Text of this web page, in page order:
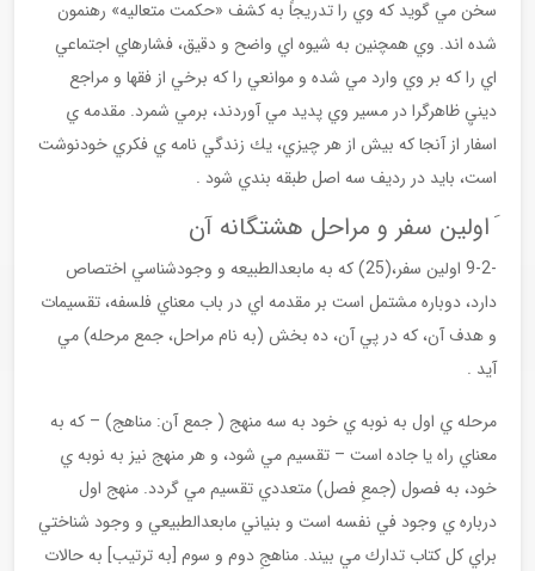
سخن مي گويد كه وي را تدريجاً به كشف «حكمت متعاليه» رهنمون
شده اند. وي همچنين به شيوه اي واضح و دقيق، فشارهاي اجتماعي
اي را كه بر وي وارد مي شده و موانعي را كه برخي از فقها و مراجع
دينيِ ظاهرگرا در مسير وي پديد مي آوردند، برمي شمرد. مقدمه ي
اسفار از آنجا كه بيش از هر چيزي، يك زندگي نامه ي فكري خودنوشت
است، بايد در رديف سه اصل طبقه بندي شود .
َ اولين سفر و مراحل هشتگانه آن
-9-2 اولين سفر،(25) كه به مابعدالطبيعه و وجودشناسي اختصاص
دارد، دوباره مشتمل است بر مقدمه اي در باب معناي فلسفه، تقسيمات
و هدف آن، كه در پي آن، ده بخش (به نام مراحل، جمع مرحله) مي
آيد .
مرحله ي اول به نوبه ي خود به سه منهج ( جمع آن: مناهج) – كه به
معناي راه يا جاده است – تقسيم مي شود، و هر منهج نيز به نوبه ي
خود، به فصول (جمعِ فصل) متعددي تقسيم مي گردد. منهج اول
درباره ي وجود في نفسه است و بنياني مابعدالطبيعي و وجود شناختي
براي كل كتاب تدارك مي بيند. مناهجِ دوم و سوم [به ترتيب] به حالات